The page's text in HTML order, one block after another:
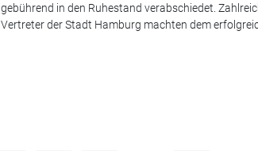
gebührend in den Ruhestand verabschiedet.
Vertreter der Stadt Hamburg machten dem